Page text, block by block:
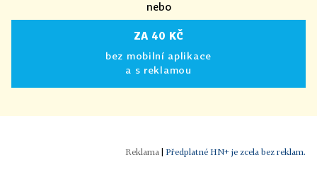
nebo
ZA 40 KČ
bez mobilní aplikace
a s reklamou
Předplatné HN+ je zcela bez reklam.